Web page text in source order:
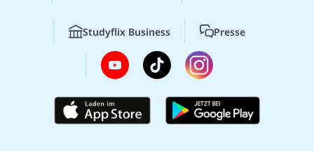
Studyflix Business Presse